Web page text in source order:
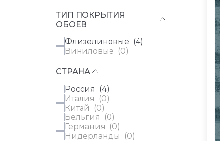
ТИП ПОКРЫТИЯ
ОБОЕВ
Флизелиновые (4)
Виниловые (0)
СТРАНА
Россия (4)
Италия (0)
Китай (0)
Бельгия (0)
Германия (0)
Нидерланды (0)